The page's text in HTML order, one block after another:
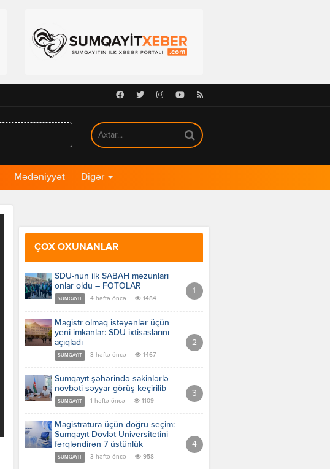
Facebook
TwitterInstagramYoutubeRSS
Mədəniyyət Digər
ÇOX OXUNANLAR
SDU-nun ilk SABAH məzunları
onlar oldu – FOTOLAR
SUMQAYIT 4 həftə öncə 1484
Magistr olmaq istəyənlər üçün
yeni imkanlar: SDU ixtisaslarını
açıqladı
SUMQAYIT 3 həftə öncə 1467
Sumqayıt şəhərində sakinlərlə
növbəti səyyar görüş keçirilib
SUMQAYIT 1 həftə öncə 1109
Magistratura üçün doğru seçim:
Sumqayıt Dövlət Universitetini
fərqləndirən 7 üstünlük
SUMQAYIT 3 həftə öncə 958